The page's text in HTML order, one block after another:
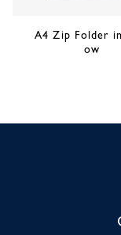
A4 Zip Folder
ow